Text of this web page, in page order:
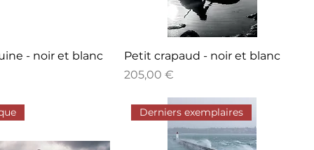
- noir et blanc
Petit crapaud - noir et blanc
Prix
205,00 €
Derniers exemplaires